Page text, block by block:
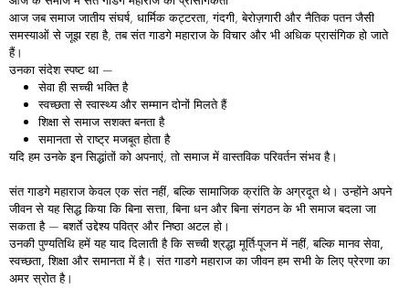
आज जब समाज जातीय संघर्ष, धार्मिक कट्टरता, गंदगी, बेरोज़गारी और नैतिक पतन जैसी
समस्याओं से जूझ रहा है, तब संत गाडगे महाराज के विचार और भी अधिक प्रासंगिक हो जाते
हैं।
उनका संदेश स्पष्ट था —
सेवा ही सच्ची भक्ति है
स्वच्छता से स्वास्थ्य और सम्मान दोनों मिलते हैं
शिक्षा से समाज सशक्त बनता है
समानता से राष्ट्र मजबूत होता है
यदि हम उनके इन सिद्धांतों को अपनाएं, तो समाज में वास्तविक परिवर्तन संभव है।
संत गाडगे महाराज केवल एक संत नहीं, बल्किसामाजिकक्रांतिके अग्रदूतथे। उन्होंने अपने
जीवन से यह सिद्ध किया कि बिना सत्ता, बिना धन और बिना संगठन के भी समाज बदला जा
सकता है — बशर्ते उद्देश्य पवित्र और निष्ठा अटल हो।
उनकी पुण्यतिथि हमें यह याद दिलाती है कि सच्ची श्रद्धा मूर्ति-पूजन में नहीं, बल्किमानवसेवा,
स्वच्छता,शिक्षा औरसमानतामें है। संत गाडगे महाराज का जीवन हम सभी के लिए प्रेरणा का
अमर स्रोत है।